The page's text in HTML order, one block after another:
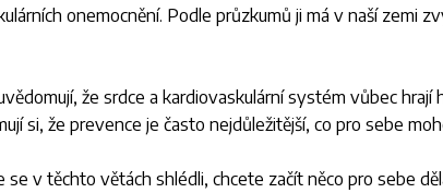
onemocnění. Podle průzkumů ji má v naší zemi
že srdce a kardiovaskulární systém vůbec hrají
si, že prevence je často nejdůležitější, co pro sebe
se v těchto větách shlédli, chcete začít něco pro sebe